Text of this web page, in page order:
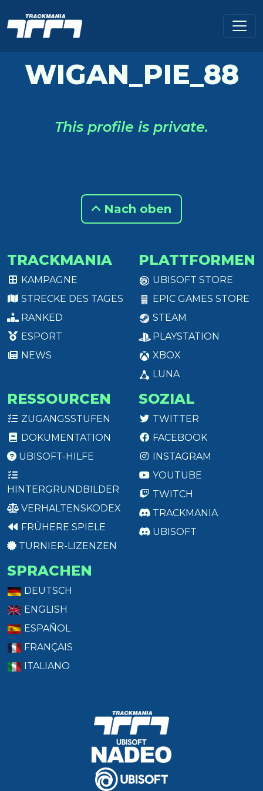
WIGAN_PIE_88
This profile is private.
Nach oben
TRACKMANIA
KAMPAGNE
STRECKE DES TAGES
RANKED
ESPORT
NEWS
PLATTFORMEN
UBISOFT STORE
EPIC GAMES STORE
STEAM
PLAYSTATION
XBOX
LUNA
RESSOURCEN
ZUGANGSSTUFEN
DOKUMENTATION
UBISOFT-HILFE
HINTERGRUNDBILDER
VERHALTENSKODEX
FRÜHERE SPIELE
TURNIER-LIZENZEN
SOZIAL
TWITTER
FACEBOOK
INSTAGRAM
YOUTUBE
TWITCH
TRACKMANIA
UBISOFT
SPRACHEN
DEUTSCH
ENGLISH
ESPAÑOL
FRANÇAIS
ITALIANO